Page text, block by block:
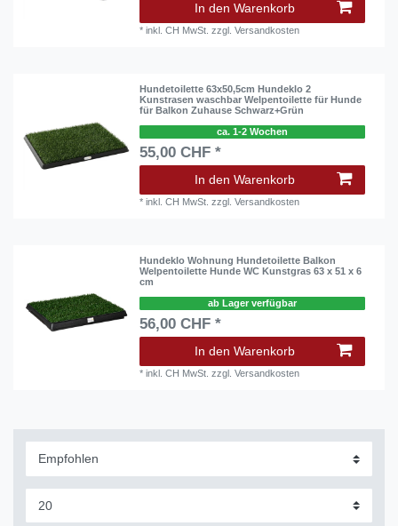
In den Warenkorb
*inkl. CH MwSt. zzgl.Versandkosten
Hundetoilette 63x50,5cm Hundeklo 2
Kunstrasen waschbar Welpentoilette für Hunde
für Balkon Zuhause Schwarz+Grün
ca. 1-2 Wochen
55,00 CHF *
In den Warenkorb
*inkl. CH MwSt. zzgl.Versandkosten
Hundeklo Wohnung Hundetoilette Balkon
Welpentoilette Hunde WC Kunstgras 63 x 51 x 6
cm
ab Lager verfügbar
56,00 CHF *
In den Warenkorb
*inkl. CH MwSt. zzgl.Versandkosten